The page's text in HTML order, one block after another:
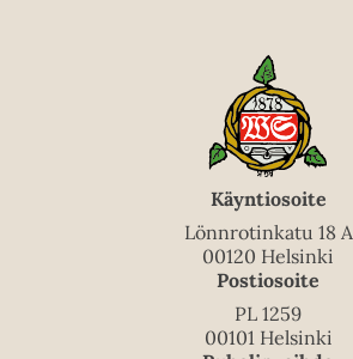
Käyntiosoite
Lönnrotinkatu 18 A
00120 Helsinki
Postiosoite
PL 1259
00101 Helsinki